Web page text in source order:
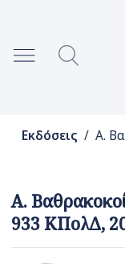
Εκδόσεις / Α.
Α.
933 ΚΠολΔ,